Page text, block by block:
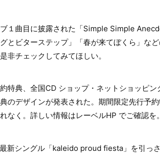
１曲目に披露された「Simple Simple
とビターステップ」「春が来てぼくら」な
非チェックしてみてほしい。
特典、全国CD ショップ・ネットショッピ
のデザインが発表された。期間限定先行予
なく。詳しい情報はレーベルHP でご確認を。
新シングル「kaleido proud fiesta」を引っ